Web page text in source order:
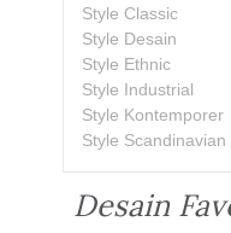
Style Classic
Style Desain
Style Ethnic
Style Industrial
Style Kontemporer
Style Scandinavian
Desain